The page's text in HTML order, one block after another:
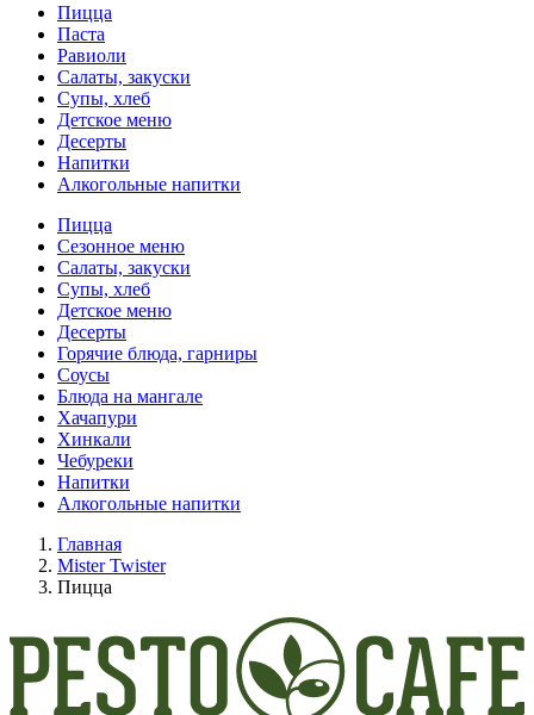
Пицца
Паста
Равиоли
Салаты, закуски
Супы, хлеб
Детское меню
Десерты
Напитки
Алкогольные напитки
Пицца
Сезонное меню
Салаты, закуски
Супы, хлеб
Детское меню
Десерты
Горячие блюда, гарниры
Соусы
Блюда на мангале
Хачапури
Хинкали
Чебуреки
Напитки
Алкогольные напитки
Главная
Mister Twister
Пицца